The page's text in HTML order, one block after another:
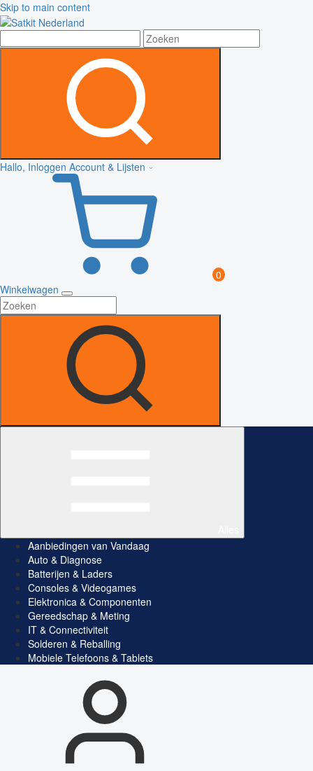
Skip to main content
Hallo, Inloggen Account & Lijsten
0
Winkelwagen
Aanbiedingen van Vandaag
Auto & Diagnose
Batterijen & Laders
Consoles & Videogames
Elektronica & Componenten
Gereedschap & Meting
IT & Connectiviteit
Solderen & Reballing
Mobiele Telefoons & Tablets